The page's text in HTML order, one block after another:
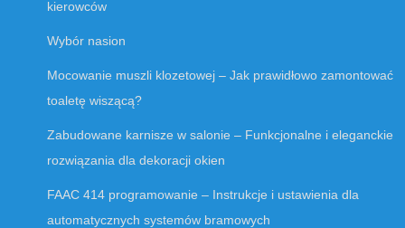
kierowców
Wybór nasion
Mocowanie muszli klozetowej – Jak prawidłowo zamontować
toaletę wiszącą?
Zabudowane karnisze w salonie – Funkcjonalne i eleganckie
rozwiązania dla dekoracji okien
FAAC 414 programowanie – Instrukcje i ustawienia dla
automatycznych systemów bramowych